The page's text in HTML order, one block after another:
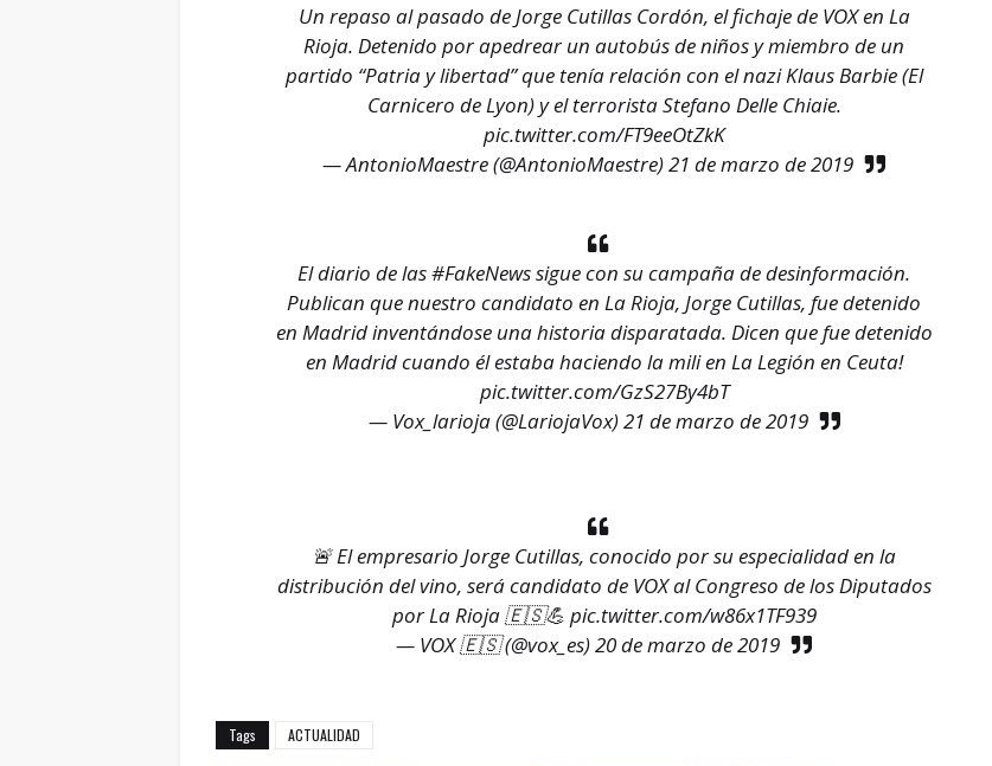
Un repaso al pasado de Jorge Cutillas Cordón, el fichaje de VOX en La
Rioja. Detenido por apedrear un autobús de niños y miembro de un
partido “Patria y libertad” que tenía relación con el nazi Klaus Barbie (El
Carnicero de Lyon) y el terrorista Stefano Delle Chiaie.
pic.twitter.com/FT9eeOtZkK
— AntonioMaestre (@AntonioMaestre)21 de marzo de 2019
El diario de las#FakeNewssigue con su campaña de desinformación.
Publican que nuestro candidato en La Rioja, Jorge Cutillas, fue detenido
en Madrid inventándose una historia disparatada. Dicen que fue detenido
en Madrid cuando él estaba haciendo la mili en La Legión en Ceuta!
pic.twitter.com/GzS27By4bT
— Vox_larioja (@LariojaVox)21 de marzo de 2019
🚨 El empresario Jorge Cutillas, conocido por su especialidad en la
distribución del vino, será candidato de VOX al Congreso de los Diputados
por La Rioja 🇪🇸💪 pic.twitter.com/w86x1TF939
— VOX 🇪🇸 (@vox_es)20 de marzo de 2019
Tags ACTUALIDAD